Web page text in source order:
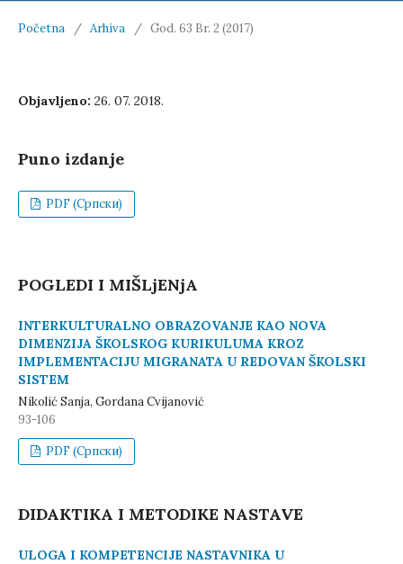
Početna / Arhiva / God. 63 Br. 2 (2017)
Objavljeno: 26. 07. 2018.
Puno izdanje
PDF (Cрпски)
POGLEDI I MIŠLjENjA
INTERKULTURALNO OBRAZOVANJE KAO NOVA
DIMENZIJA ŠKOLSKOG KURIKULUMA KROZ
IMPLEMENTACIJU MIGRANATA U REDOVAN ŠKOLSKI
SISTEM
Nikolić Sanja, Gordana Cvijanović
93-106
PDF (Cрпски)
DIDAKTIKA I METODIKE NASTAVE
ULOGA I KOMPETENCIJE NASTAVNIKA U